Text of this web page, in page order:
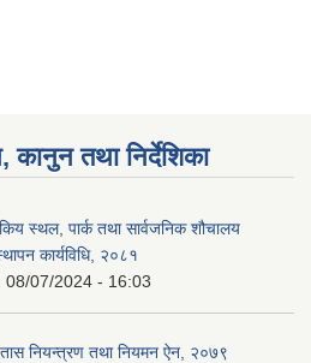
कानुन तथा निर्देशिका
स्थल, पार्क तथा सार्वजनिक शौचालय
कार्यविधि, २०८१
08/07/2024 - 16:03
नियन्त्रण तथा नियमन ऐन, २०७९